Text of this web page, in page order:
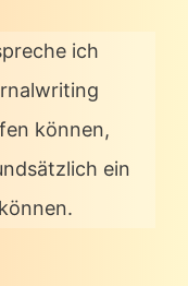
ich
können,
ein